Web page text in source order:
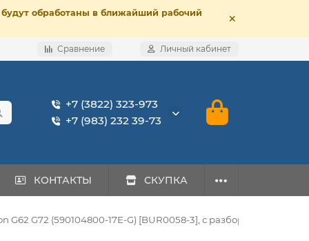
обработаны в ближайший рабочий
Сравнение Личный кабинет
+7 (3822) 323-973
+7 (983) 232 39-73
КОНТАКТЫ СКУПКА
G72 (590104800-17E-G) [BUR0058-3], с разбора